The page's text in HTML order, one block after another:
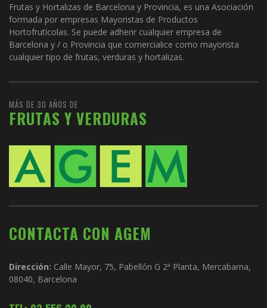
Frutas y Hortalizas de Barcelona y Provincia, es una Asociación
formada por empresas Mayoristas de Productos
Hortofrutícolas. Se puede adherir cualquier empresa de
Barcelona y / o Provincia que comercialice como mayorista
cualquier tipo de frutas, verduras y hortalizas.
MÁS DE 30 AÑOS DE
FRUTAS Y VERDURAS
CONTACTA CON AGEM
Dirección: Calle Mayor, 75, Pabellón G 2ª Planta, Mercabarna,
08040, Barcelona